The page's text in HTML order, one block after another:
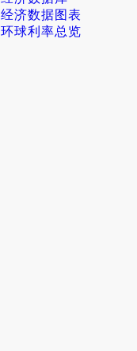
经济数据图表
环球利率总览